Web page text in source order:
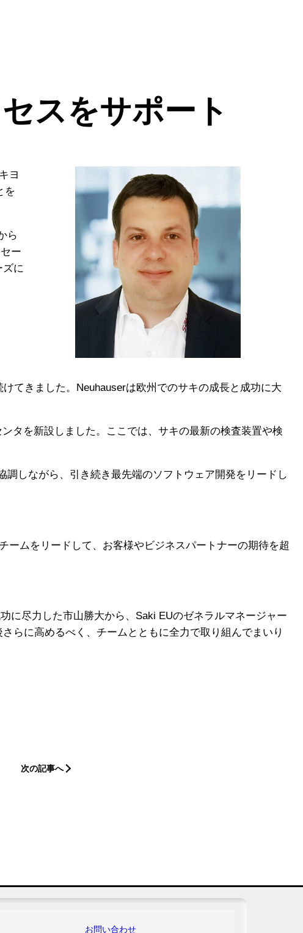
スをサポート
ヨ
を
ら
ー
に
てきました。Neuhauserは欧州でのサキの成長と成功に大
タを新設しました。ここでは、サキの最新の検査装置や検
しながら、引き続き最先端のソフトウェア開発をリードし
ームをリードして、お客様やビジネスパートナーの期待を超
に尽力した市山勝大から、Saki EUのゼネラルマネージャー
らに高めるべく、チームとともに全力で取り組んでまいり
次の記事へ
お問い合わせ